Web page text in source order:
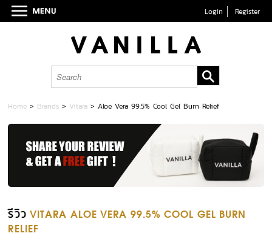
Login Register
Home > Brands > Vitara >Aloe Vera 99.5% Cool Gel Burn Relief
รีวิว VITARA ALOE VERA 99.5% COOL GEL BURN
RELIEF